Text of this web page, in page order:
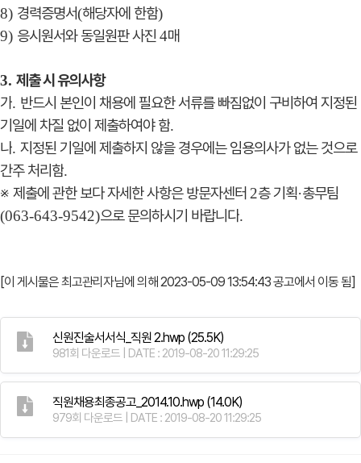
8) 경력증명서(해당자에 한함)
9) 응시원서와 동일원판 사진 4매
3. 제출 시 유의사항
가. 반드시 본인이 채용에 필요한 서류를 빠짐없이 구비하여 지정된
기일에 차질 없이 제출하여야 함.
나. 지정된 기일에 제출하지 않을 경우에는 임용의사가 없는 것으로
간주 처리함.
※ 제출에 관한 보다 자세한 사항은 방문자센터 2층 기획·총무팀
(063-643-9542)으로 문의하시기 바랍니다.
[이 게시물은 최고관리자님에 의해 2023-05-09 13:54:43 공고에서 이동 됨]
신원진술서서식_직원 2.hwp (25.5K)
981회 다운로드 | DATE : 2019-08-20 11:29:25
직원채용최종공고_2014.10.hwp (14.0K)
979회 다운로드 | DATE : 2019-08-20 11:29:25